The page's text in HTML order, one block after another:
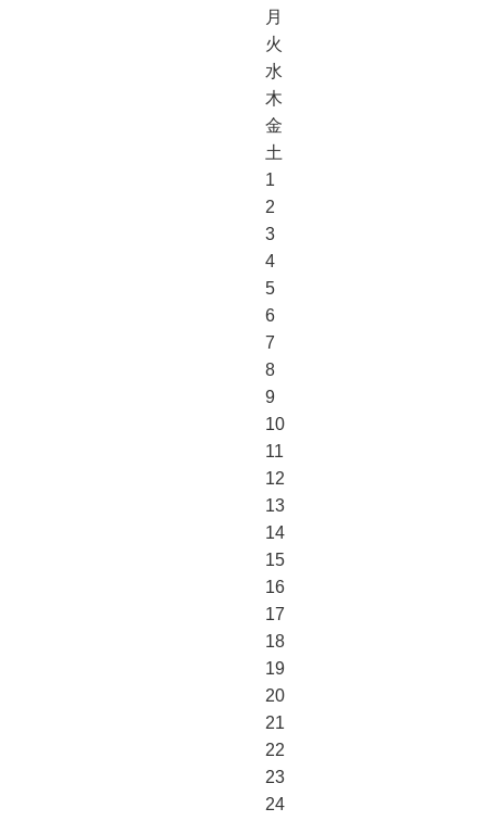
月
火
水
木
金
土
1
2
3
4
5
6
7
8
9
10
11
12
13
14
15
16
17
18
19
20
21
22
23
24